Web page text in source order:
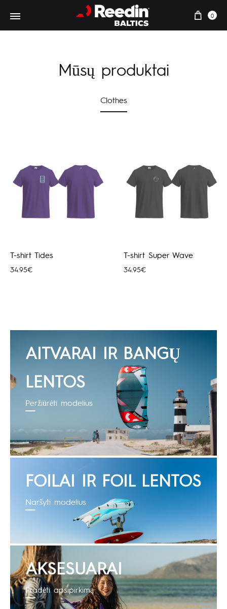
0
Mūsų produktai
Clothes
T-shirt Tides
34.95€
T-shirt Super Wave
34.95€
AITVARAI IR BANGŲ
LENTOS
Peržiūrėti modelius
FOILAI IR FOIL LENTOS
Naršyti modelius
AKSESUARAI
Pradėti apsipirkimą